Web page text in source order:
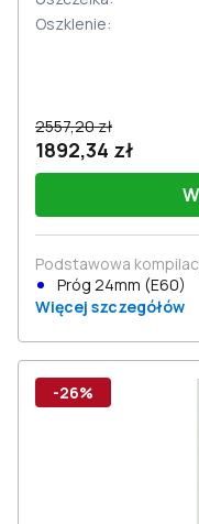
Oszklenie:
2557,20 zł
1892,34 zł
Podstawowa
Próg 24mm (E60)
Więcej szczegółów
-26%